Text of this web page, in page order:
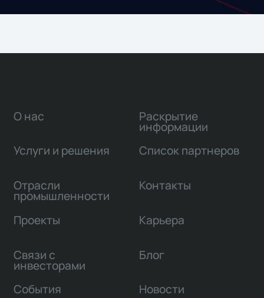
О нас
Услуги и решения
Отрасли
промышленности
Проекты
Связи с
инвесторами
Раскрытие
информации
Список партнеров
Контакты
Карьера
Блог
События Новости